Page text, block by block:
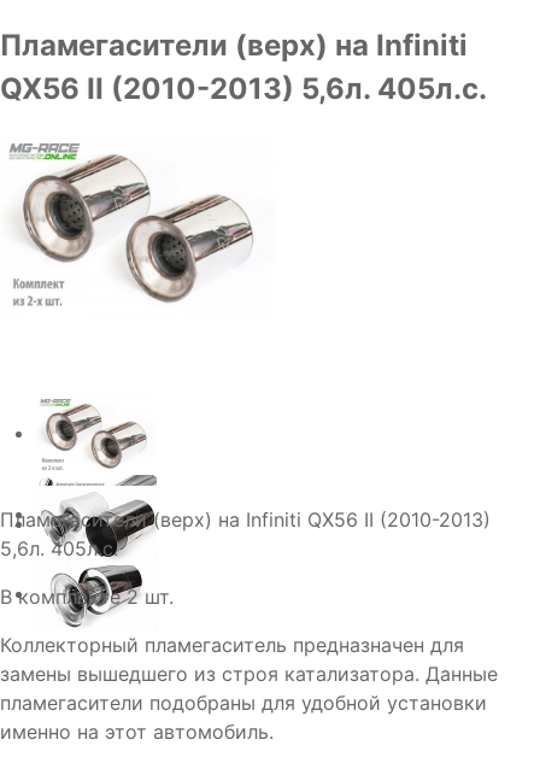
Пламегасители (верх) на Infiniti
QX56 II (2010-2013) 5,6л. 405л.с.
Пламегасители (верх) на Infiniti QX56 II (2010-2013)
5,6л. 405л.с.
В комплекте 2 шт.
Коллекторный пламегаситель предназначен для
замены вышедшего из строя катализатора. Данные
пламегасители подобраны для удобной установки
именно на этот автомобиль.